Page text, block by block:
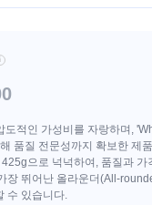
i
도적인 가성비를 자랑하며,
품질 전문성까지 확보한 제품
으로 넉넉하여, 품질과 가
장 뛰어난 올라운더(All-
수 있습니다.